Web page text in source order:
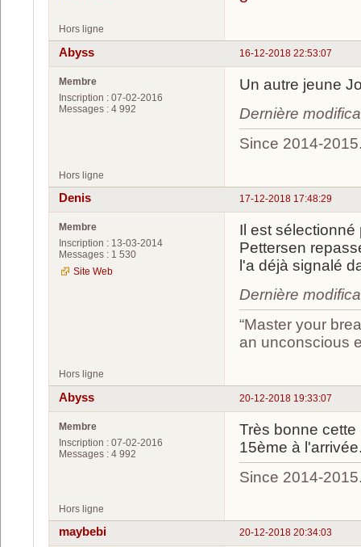
Hors ligne
16-12-2018 22:53:07
Abyss
Membre
Inscription : 07-02-2016
Messages : 4 992
Un autre jeune
Dernière
Since 2014-
Hors ligne
17-12-2018 17:48:29
Denis
Membre
Inscription : 13-03-2014
Messages : 1 530
Site Web
Il est
Pettersen
l'a déjà signalé
Dernière
“Master your
an unconscious
Hors ligne
20-12-2018 19:33:07
Abyss
Membre
Inscription : 07-02-2016
Messages : 4 992
Très bonne
15ème à
Since 2014-
Hors ligne
20-12-2018 20:34:03
maybebi